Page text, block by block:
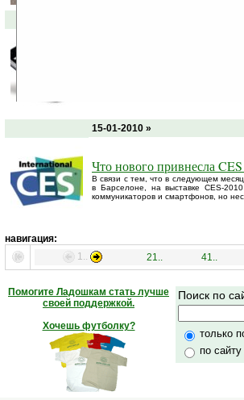
Motorola MOTOROI —
Вчера Motorola представила
корейском рынке с
моноблочную версию нашумевшего
15-01-2010 »
Что нового привнесла
В связи с тем, что в следующем
в Барселоне, на выставке CES-
коммуникаторов и смартфонов, но
навигация:
1..
21.. 41..
Помогите Ладошкам стать лучше
своей поддержкой.
Хочешь футболку?
Поиск по
только
по